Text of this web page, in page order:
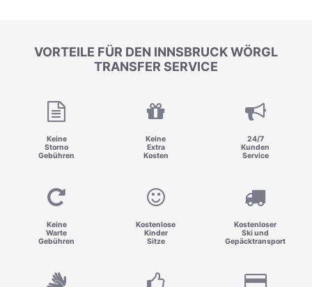
VORTEILE FÜR DEN INNSBRUCK WÖRGL
TRANSFER SERVICE
Keine
Storno
Gebühren
Keine
Extra
Kosten
24/7
Kunden
Service
Keine
Warte
Gebühren
Kostenlose
Kinder
Sitze
Kostenloser
Ski und
Gepäcktransport